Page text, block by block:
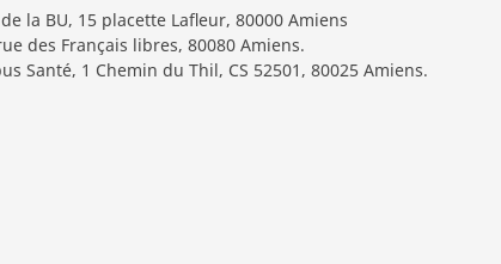
la BU, 15 placette Lafleur, 80000 Amiens
des Français libres, 80080 Amiens.
Santé, 1 Chemin du Thil, CS 52501, 80025 Amiens.